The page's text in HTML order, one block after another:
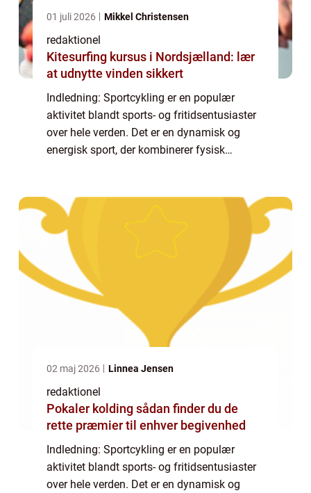
01 juli 2026 Mikkel Christensen
redaktionel
Kitesurfing kursus i Nordsjælland: lær
at udnytte vinden sikkert
Indledning: Sportcykling er en populær
aktivitet blandt sports- og fritidsentusiaster
over hele verden. Det er en dynamisk og
energisk sport, der kombinerer fysisk
uddyb...
02 maj 2026 Linnea Jensen
redaktionel
Pokaler kolding sådan finder du de
rette præmier til enhver begivenhed
Indledning: Sportcykling er en populær
aktivitet blandt sports- og fritidsentusiaster
over hele verden. Det er en dynamisk og